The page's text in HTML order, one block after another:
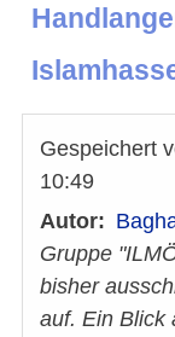
Gespeichert
10:49
Autor
Gruppe
bisher
auf. Ein Blick